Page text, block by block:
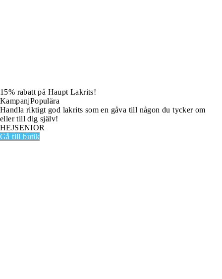
15% rabatt på Haupt Lakrits!
KampanjPopulära
Handla riktigt god lakrits som en gåva till någon du tycker om
eller till dig själv!
HEJSENIOR
Gå till butik